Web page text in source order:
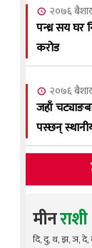
२०७६
पन्ध्र सय घर
करोड
२०७६
जहाँ
पस्छन्
मीनराशी
दि, दु, थ, झ, ञ, दे,